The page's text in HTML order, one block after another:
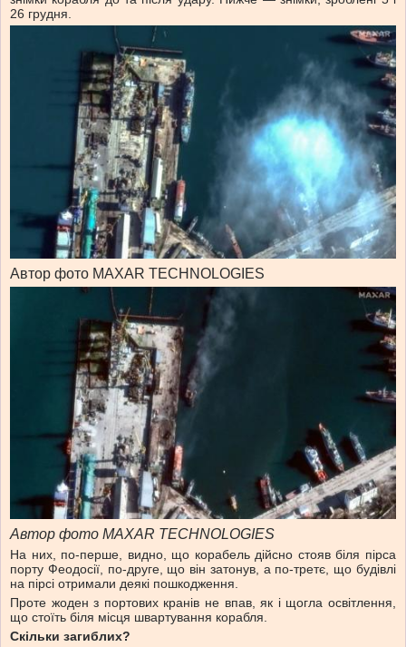
26 грудня.
Автор фото MAXAR TECHNOLOGIES
Автор фото MAXAR TECHNOLOGIES
На них, по-перше, видно, що корабель дійсно стояв біля пірса
порту Феодосії, по-друге, що він затонув, а по-третє, що будівлі
на пірсі отримали деякі пошкодження.
Проте жоден з портових кранів не впав, як і щогла освітлення,
що стоїть біля місця швартування корабля.
Скільки загиблих?